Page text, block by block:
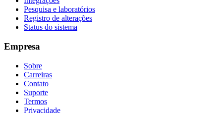
Pesquisa e laboratórios
Registro de alterações
Status do sistema
Empresa
Sobre
Carreiras
Contato
Suporte
Termos
Privacidade